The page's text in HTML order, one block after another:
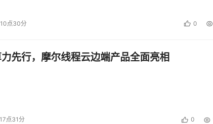
点30分 0
先行，摩尔线程云边端产品全面亮相
点31分 0